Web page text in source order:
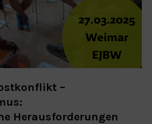
–
Herausforderungen